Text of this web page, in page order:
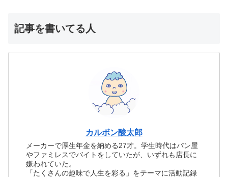
記事を書いてる人
カルボン酸太郎
メーカーで厚生年金を納める27才。学生時代はパン屋
やファミレスでバイトをしていたが、いずれも店長に
嫌われていた。
「たくさんの趣味で人生を彩る」をテーマに活動記録